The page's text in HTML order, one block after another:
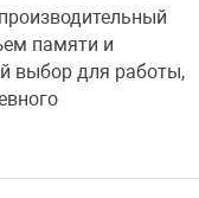
НАБОР ДЛЯ
памяти и
выбор для работы,